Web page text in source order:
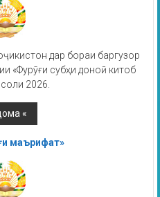
дар бораи баргузор
«Фурӯғи субҳи доноӣ китоб
соли 2026.
маърифат»